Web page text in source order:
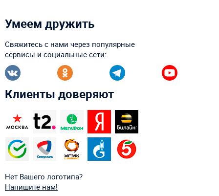
Умеем дружить
Свяжитесь с нами через популярные
сервисы и социальные сети:
Клиенты доверяют
Нет Вашего логотипа?
Напишите нам!